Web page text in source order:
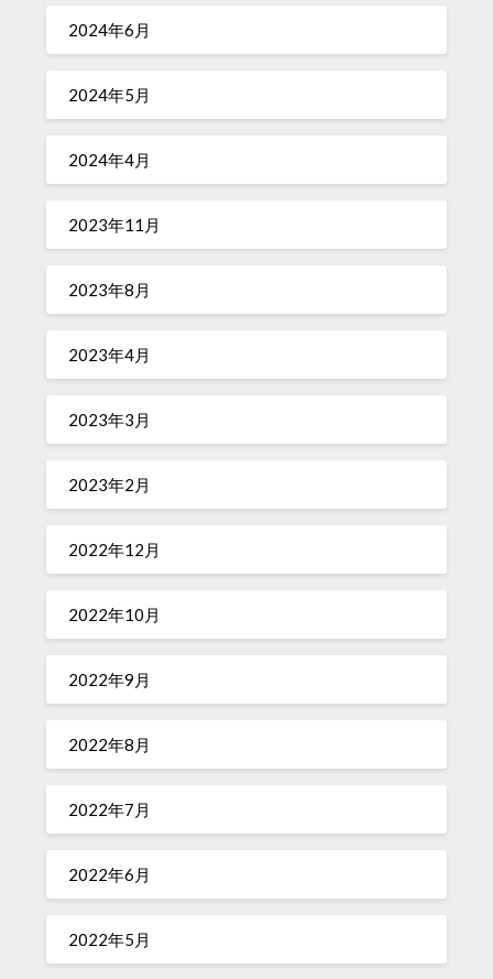
2024年6月
2024年5月
2024年4月
2023年11月
2023年8月
2023年4月
2023年3月
2023年2月
2022年12月
2022年10月
2022年9月
2022年8月
2022年7月
2022年6月
2022年5月